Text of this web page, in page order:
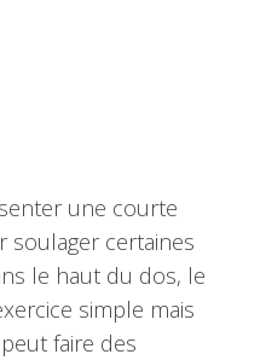
une courte
soulager certaines
le haut du dos, le
simple mais
faire des